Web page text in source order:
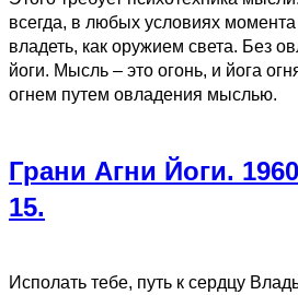
всегда, в любых условиях
владеть, как оружием света. Без
йоги. Мысль – это огонь, и йога
огнем путем овладения мыслью.
Грани Агни Йоги.
15.
Исполать тебе, путь к сердцу